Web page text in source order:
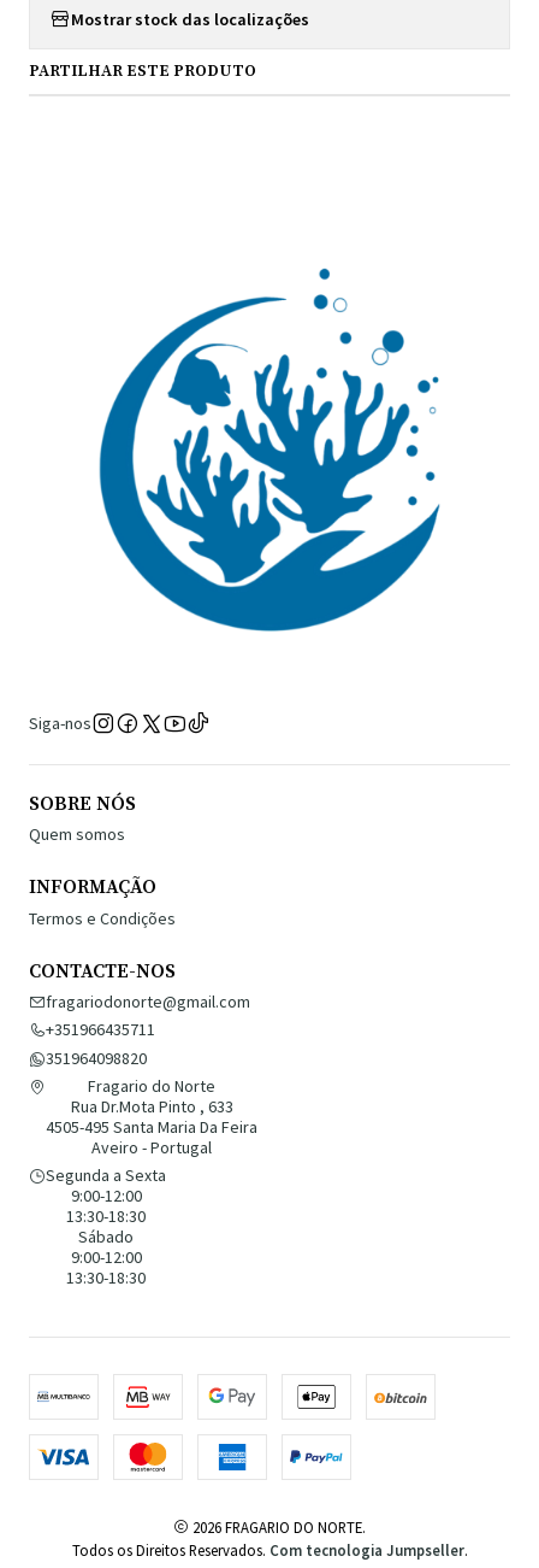
Mostrar stock das localizações
PARTILHAR ESTE PRODUTO
Siga-nos
SOBRE NÓS
Quem somos
INFORMAÇÃO
Termos e Condições
CONTACTE-NOS
fragariodonorte@gmail.com
+351966435711
351964098820
Fragario do Norte
Rua Dr.Mota Pinto , 633
4505-495 Santa Maria Da Feira
Aveiro - Portugal
Segunda a Sexta
9:00-12:00
13:30-18:30
Sábado
9:00-12:00
13:30-18:30
2026 FRAGARIO DO NORTE.
Todos os Direitos Reservados. Com tecnologia Jumpseller.